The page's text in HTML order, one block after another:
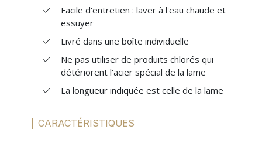
Facile d'entretien : laver à l'eau chaude et
essuyer
Livré dans une boîte individuelle
Ne pas utiliser de produits chlorés qui
détériorent l'acier spécial de la lame
La longueur indiquée est celle de la lame
CARACTÉRISTIQUES